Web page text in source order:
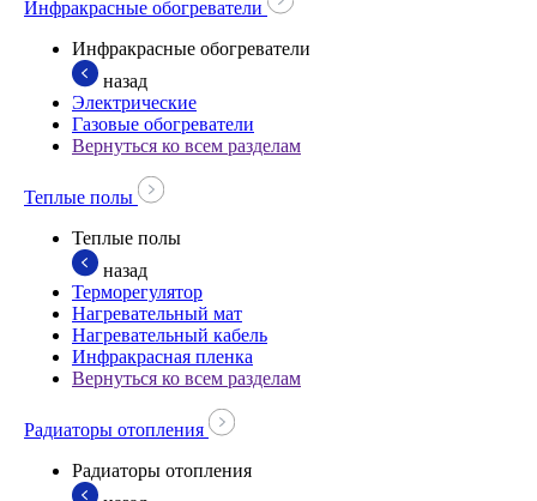
Инфракрасные обогреватели
Инфракрасные обогреватели
назад
Электрические
Газовые обогреватели
Вернуться ко всем разделам
Теплые полы
Теплые полы
назад
Терморегулятор
Нагревательный мат
Нагревательный кабель
Инфракрасная пленка
Вернуться ко всем разделам
Радиаторы отопления
Радиаторы отопления